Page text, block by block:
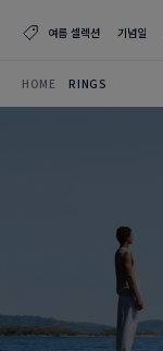
여름 셀렉션 기념일
HOME RINGS